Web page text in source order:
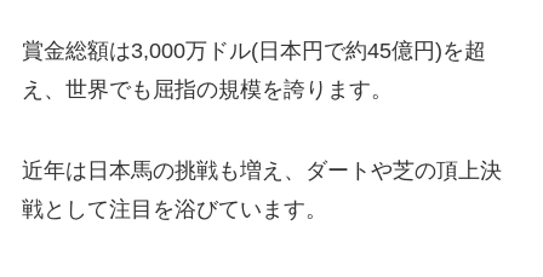
賞金総額は3,000万ドル(日本円で約45億円)を超
え、世界でも屈指の規模を誇ります。
近年は日本馬の挑戦も増え、ダートや芝の頂上決
戦として注目を浴びています。